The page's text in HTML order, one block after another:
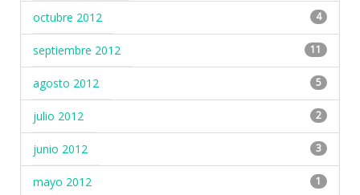
octubre 2012 4
septiembre 2012 11
agosto 2012 5
julio 2012 2
junio 2012 3
mayo 2012 1